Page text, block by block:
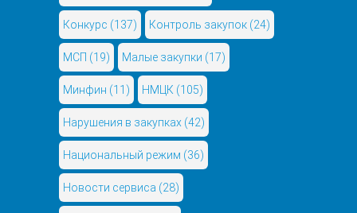
Конкурс (137) Контроль закупок (24)
МСП (19) Малые закупки (17)
Минфин (11) НМЦК (105)
Нарушения в закупках (42)
Национальный режим (36)
Новости сервиса (28)